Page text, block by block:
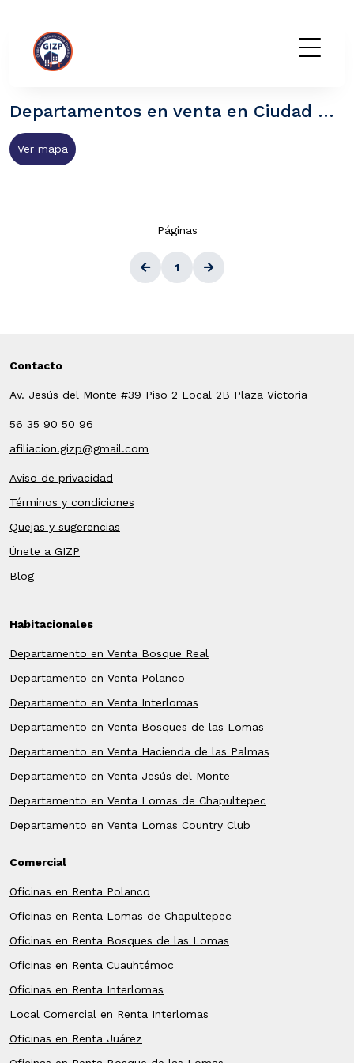
Departamentos en venta en Ciudad Satélite, Naucalpan de Juárez Estado de México
Ver mapa
Páginas
1
Contacto
Av. Jesús del Monte #39 Piso 2 Local 2B Plaza Victoria
56 35 90 50 96
afiliacion.gizp@gmail.com
Aviso de privacidad
Términos y condiciones
Quejas y sugerencias
Únete a GIZP
Blog
Habitacionales
Departamento en Venta Bosque Real
Departamento en Venta Polanco
Departamento en Venta Interlomas
Departamento en Venta Bosques de las Lomas
Departamento en Venta Hacienda de las Palmas
Departamento en Venta Jesús del Monte
Departamento en Venta Lomas de Chapultepec
Departamento en Venta Lomas Country Club
Comercial
Oficinas en Renta Polanco
Oficinas en Renta Lomas de Chapultepec
Oficinas en Renta Bosques de las Lomas
Oficinas en Renta Cuauhtémoc
Oficinas en Renta Interlomas
Local Comercial en Renta Interlomas
Oficinas en Renta Juárez